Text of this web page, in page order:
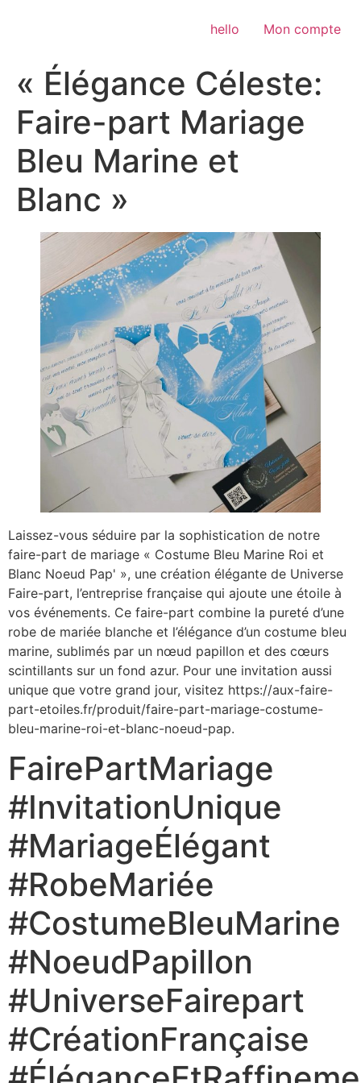
hello Mon compte
« Élégance Céleste:
Faire-part Mariage
Bleu Marine et
Blanc »
Laissez-vous séduire par la sophistication de notre
faire-part de mariage « Costume Bleu Marine Roi et
Blanc Noeud Pap' », une création élégante de Universe
Faire-part, l’entreprise française qui ajoute une étoile à
vos événements. Ce faire-part combine la pureté d’une
robe de mariée blanche et l’élégance d’un costume bleu
marine, sublimés par un nœud papillon et des cœurs
scintillants sur un fond azur. Pour une invitation aussi
unique que votre grand jour, visitez https://aux-faire-
part-etoiles.fr/produit/faire-part-mariage-costume-
bleu-marine-roi-et-blanc-noeud-pap.
FairePartMariage
#InvitationUnique
#MariageÉlégant
#RobeMariée
#CostumeBleuMarine
#NoeudPapillon
#UniverseFairepart
#CréationFrançaise